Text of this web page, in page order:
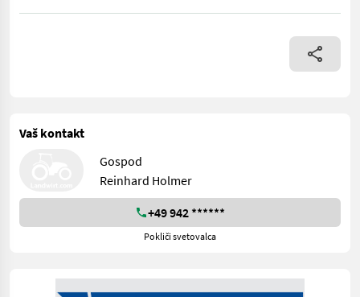
AA800LI101 Verkaufen einen Talex Betonmischer mit 800 l
Vaš kontakt
Gospod
Reinhard Holmer
+49 942 ******
Pokliči svetovalca